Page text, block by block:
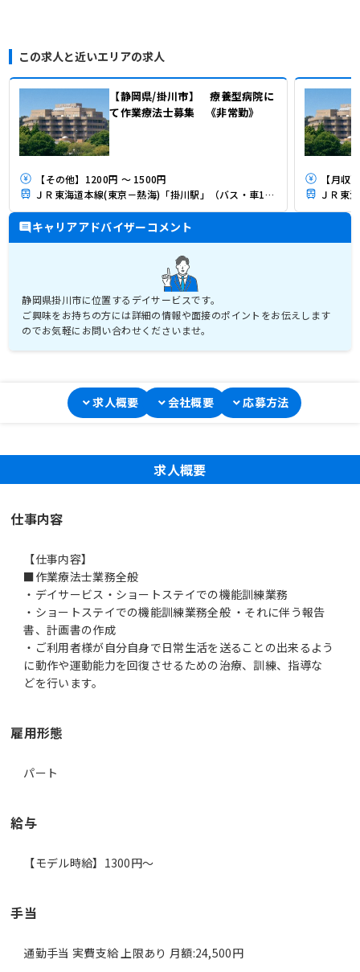
この求人と近いエリアの求人
【静岡県/掛川市】 療養型病院に
て作業療法士募集 《非常勤》
【その他】1200円 ～ 1500円
ＪＲ東海道本線(東京－熱海)「掛川駅」（バス・車10分）
【月収
キャリアアドバイザーコメント
静岡県掛川市に位置するデイサービスです。
ご興味をお持ちの方には詳細の情報や面接のポイントをお伝えします
のでお気軽にお問い合わせくださいませ。
求人概要 会社概要 応募方法
求人概要
仕事内容
【仕事内容】
■作業療法士業務全般
・デイサービス・ショートステイでの機能訓練業務
・ショートステイでの機能訓練業務全般 ・それに伴う報告
書、計画書の作成
・ご利用者様が自分自身で日常生活を送ることの出来るよう
に動作や運動能力を回復させるための治療、訓練、指導な
どを行います。
雇用形態
パート
給与
【モデル時給】1300円〜
手当
通勤手当 実費支給 上限あり 月額:24,500円